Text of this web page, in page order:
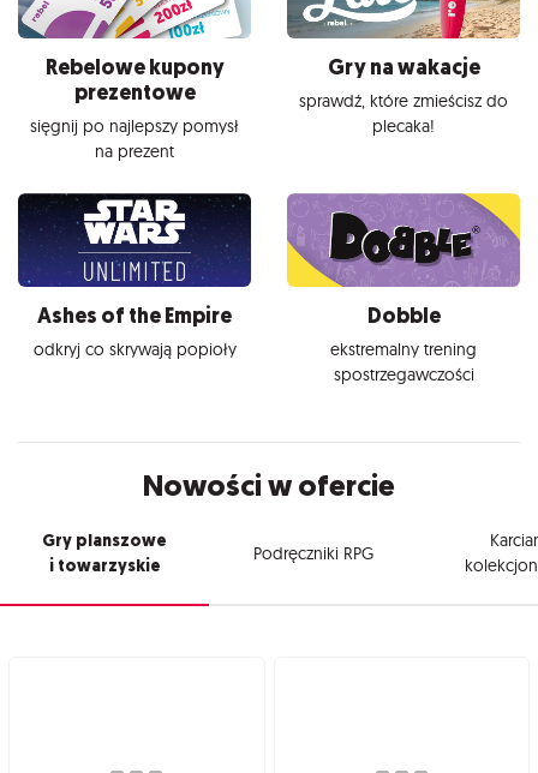
Rebelowe kupony
prezentowe
sięgnij po najlepszy pomysł
na prezent
Gry na wakacje
sprawdź, które zmieścisz do
plecaka!
Ashes of the Empire
odkryj co skrywają popioły
Dobble
ekstremalny trening
spostrzegawczości
Nowości w ofercie
Gry planszowe
i towarzyskie
Podręczniki RPG